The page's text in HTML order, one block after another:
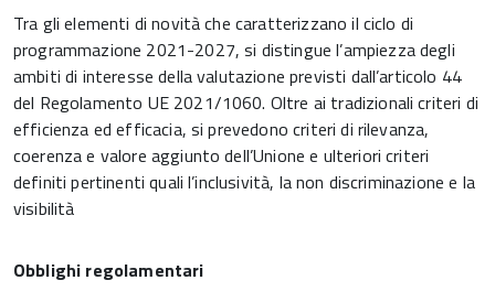
Tra gli elementi di novità che caratterizzano il ciclo di
programmazione 2021-2027, si distingue l’ampiezza degli
ambiti di interesse della valutazione previsti dall’articolo 44
del Regolamento UE 2021/1060. Oltre ai tradizionali criteri di
efficienza ed efficacia, si prevedono criteri di rilevanza,
coerenza e valore aggiunto dell’Unione e ulteriori criteri
definiti pertinenti quali l’inclusività, la non discriminazione e la
visibilità
Obblighi regolamentari